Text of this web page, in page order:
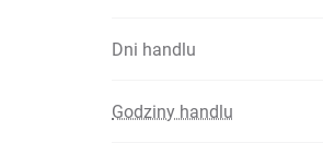
Dni handlu
Godziny handlu